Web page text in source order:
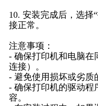
10. 安装完成后，选择
接正常。
注意事项：
- 确保打印机和电脑在
连接）。
- 避免使用损坏或劣质
- 确保打印机的驱动程
容。